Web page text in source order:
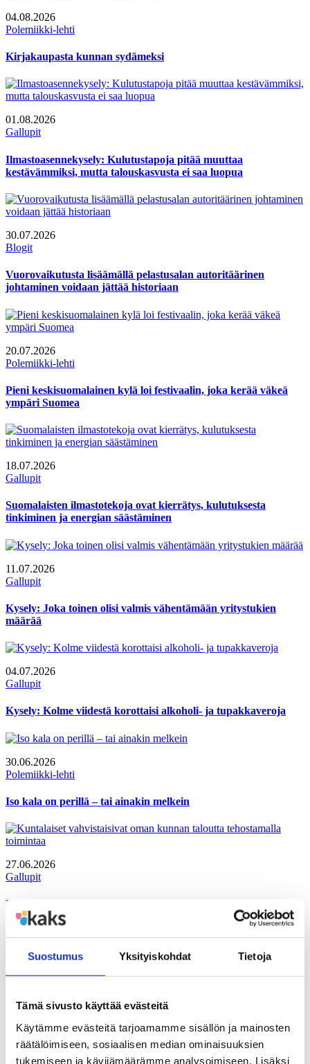
Suostumus Yksityiskohdat Tietoja
Tämä sivusto käyttää evästeitä
Käytämme evästeitä tarjoamamme sisällön ja mainosten
räätälöimiseen, sosiaalisen median ominaisuuksien
tukemiseen ja kävijämäärämme analysoimiseen. Lisäksi
04.08.2026
Polemiikki-lehti
Kirjakaupasta kunnan sydämeksi
01.08.2026
Gallupit
Ilmastoasennekysely: Kulutustapoja pitää muuttaa
kestävämmiksi, mutta talouskasvusta ei saa luopua
30.07.2026
Blogit
Vuorovaikutusta lisäämällä pelastusalan autoritäärinen
johtaminen voidaan jättää historiaan
20.07.2026
Polemiikki-lehti
Pieni keskisuomalainen kylä loi festivaalin, joka kerää väkeä
ympäri Suomea
18.07.2026
Gallupit
Suomalaisten ilmastotekoja ovat kierrätys, kulutuksesta
tinkiminen ja energian säästäminen
11.07.2026
Gallupit
Kysely: Joka toinen olisi valmis vähentämään yritystukien
määrää
04.07.2026
Gallupit
Kysely: Kolme viidestä korottaisi alkoholi- ja tupakkaveroja
30.06.2026
Polemiikki-lehti
Iso kala on perillä – tai ainakin melkein
27.06.2026
Gallupit
Kuntalaiset vahvistaisivat oman kunnan taloutta tehostamalla
toimintaa
Tutustu myös näihin gallupeihin
2026/III
GALLUP
Suomalaisen aikuisväestön suhtautuminen oman asuinkunnan